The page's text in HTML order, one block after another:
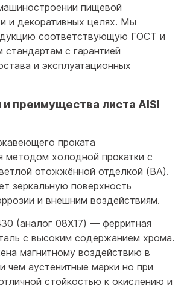
пищевой
и декоративных целях. Мы
соответствующую ГОСТ и
с гарантией
и эксплуатационных
преимущества листа AISI
проката
методом холодной прокатки с
отожжённой отделкой (BA).
зеркальную поверхность
и внешним воздействиям.
(аналог 08Х17) — ферритная
с высоким содержанием хрома.
магнитному воздействию в
чем аустенитные марки но при
стойкостью к окислению и